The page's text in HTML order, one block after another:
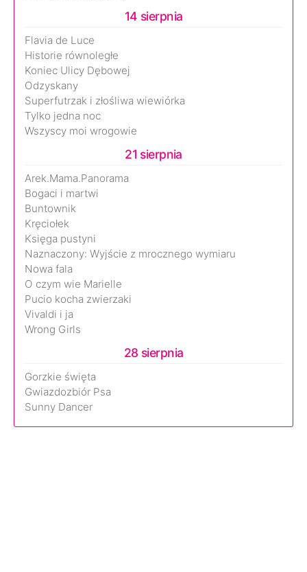
14 sierpnia
Flavia de Luce
Historie równoległe
Koniec Ulicy Dębowej
Odzyskany
Superfutrzak i złośliwa wiewiórka
Tylko jedna noc
Wszyscy moi wrogowie
21 sierpnia
Arek.Mama.Panorama
Bogaci i martwi
Buntownik
Kręciołek
Księga pustyni
Naznaczony: Wyjście z mrocznego wymiaru
Nowa fala
O czym wie Marielle
Pucio kocha zwierzaki
Vivaldi i ja
Wrong Girls
28 sierpnia
Gorzkie święta
Gwiazdozbiór Psa
Sunny Dancer